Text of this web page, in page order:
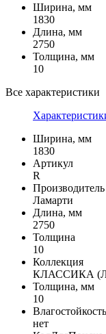
Ширина, мм
1830
Длина, мм
2750
Толщина, мм
10
Все характеристики
Ширина, мм
1830
Артикул
R
Производитель
Ламарти
Длина, мм
2750
Толщина
10
Коллекция
КЛАССИКА
Толщина, мм
10
Влагостойкость
нет